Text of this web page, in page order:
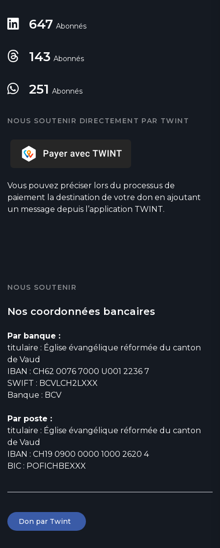
647 Abonnés
143 Abonnés
251 Abonnés
NOUS SOUTENIR DIRECTEMENT PAR TWINT
Vous pouvez préciser lors du processus de
paiement la destination de votre don en ajoutant
un message depuis l’application TWINT.
NOUS SOUTENIR
Nos coordonnées bancaires
Par banque :
titulaire : Église évangélique réformée du canton
de Vaud
IBAN : CH62 0076 7000 U001 2236 7
SWIFT : BCVLCH2LXXX
Banque : BCV
Par poste :
titulaire : Église évangélique réformée du canton
de Vaud
IBAN : CH19 0900 0000 1000 2620 4
BIC : POFICHBEXXX
Don par Twint